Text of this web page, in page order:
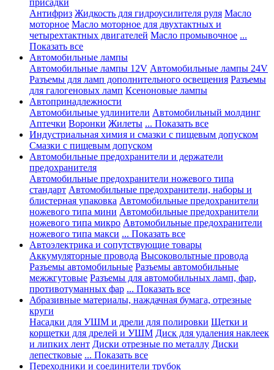
присадки
Антифриз Жидкость для гидроусилителя руля Масло
моторное Масло моторное для двухтактных и
четырехтактных двигателей Масло промывочное ...
Показать все
Автомобильные лампы
Автомобильные лампы 12V Автомобильные лампы 24V
Разъемы для ламп дополнительного освещения Разъемы
для галогеновых ламп Ксеноновые лампы
Автопринадлежности
Автомобильные удлинители Автомобильный молдинг
Аптечки Воронки Жилеты ... Показать все
Индустриальная химия и смазки с пищевым допуском
Смазки с пищевым допуском
Автомобильные предохранители и держатели
предохранителя
Автомобильные предохранители ножевого типа
стандарт Автомобильные предохранители, наборы и
блистерная упаковка Автомобильные предохранители
ножевого типа мини Автомобильные предохранители
ножевого типа микро Автомобильные предохранители
ножевого типа макси ... Показать все
Автоэлектрика и сопутствующие товары
Аккумуляторные провода Высоковольтные провода
Разъемы автомобильные Разъемы автомобильные
межжгутовые Разъемы для автомобильных ламп, фар,
противотуманных фар ... Показать все
Абразивные материалы, наждачная бумага, отрезные
круги
Насадки для УШМ и дрели для полировки Щетки и
корщетки для дрелей и УШМ Диск для удаления наклеек
и липких лент Диски отрезные по металлу Диски
лепестковые ... Показать все
Переходники и соединители трубок